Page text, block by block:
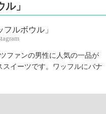
」
ファンの男性に人気の一品が
スイーツです。ワッフルにバナ